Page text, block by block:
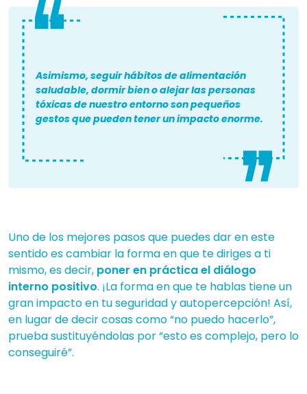
Asimismo, seguir hábitos de alimentación
saludable, dormir bien o alejar las personas
tóxicas de nuestro entorno son pequeños
gestos que pueden tener un impacto enorme.
Uno de los mejores pasos que puedes dar en este
sentido es cambiar la forma en que te diriges a ti
mismo, es decir, poner en práctica el diálogo
interno positivo. ¡La forma en que te hablas tiene un
gran impacto en tu seguridad y autopercepción! Así,
en lugar de decir cosas como “no puedo hacerlo”,
prueba sustituyéndolas por “esto es complejo, pero lo
conseguiré”.